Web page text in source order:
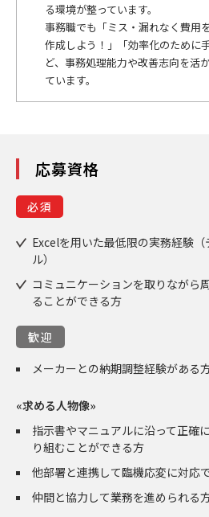
る環境が整っています。
事務職でも「ミス・漏れなく費用
作成しよう！」「効率化のために
ど、事務処理能力や改善志向を活
ています。
応募資格
必須
Excelを用いた最低限の実務経験
ル）
コミュニケーションを取りながら
ることができる方
歓迎
メーカーとの納期調整経験がある
«求める人物像»
指示書やマニュアルに沿って正確
り組むことができる方
他部署と連携して臨機応変に対応
仲間と協力して業務を進められる